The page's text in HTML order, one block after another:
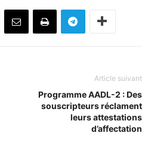
Article suivant
Programme AADL-2 : Des
souscripteurs réclament
leurs attestations
d’affectation